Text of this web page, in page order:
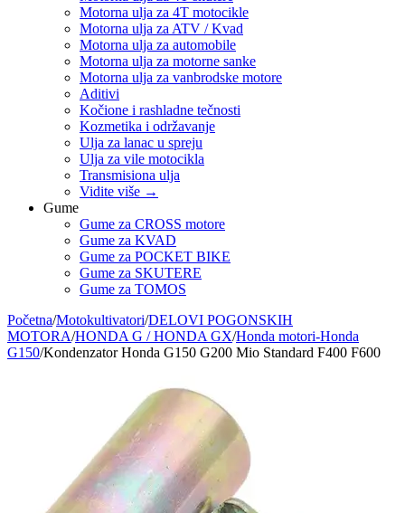
Motorna ulja za 4T motocikle
Motorna ulja za ATV / Kvad
Motorna ulja za automobile
Motorna ulja za motorne sanke
Motorna ulja za vanbrodske motore
Aditivi
Kočione i rashladne tečnosti
Kozmetika i održavanje
Ulja za lanac u spreju
Ulja za vile motocikla
Transmisiona ulja
Vidite više →
Gume
Gume za CROSS motore
Gume za KVAD
Gume za POCKET BIKE
Gume za SKUTERE
Gume za TOMOS
Početna/Motokultivatori/DELOVI POGONSKIH
MOTORA/HONDA G / HONDA GX/Honda motori-Honda
G150/Kondenzator Honda G150 G200 Mio Standard F400 F600